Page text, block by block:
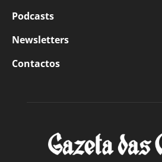
Podcasts
Newsletters
Contactos